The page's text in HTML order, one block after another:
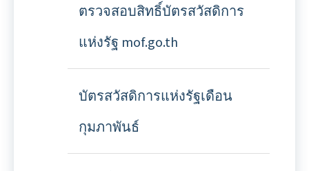
ตรวจสอบสิทธิ์บัตรสวัสดิการ
แห่งรัฐ mof.go.th
บัตรสวัสดิการแห่งรัฐเดือน
กุมภาพันธ์